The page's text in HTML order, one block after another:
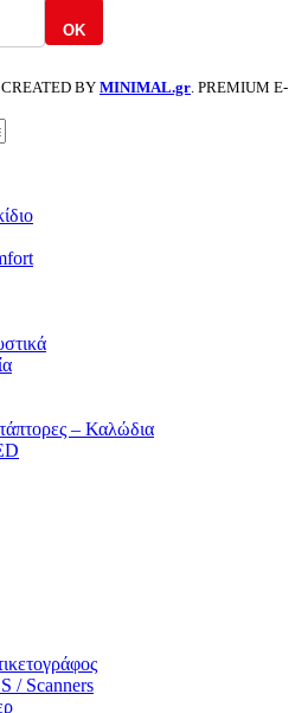
OK
BY MINIMAL.gr. PREMIUM E-
– Καλώδια
/ Scanners